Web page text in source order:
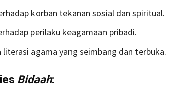
korban tekanan sosial dan spiritual.
perilaku keagamaan pribadi.
agama yang seimbang dan terbuka.
Bidaah: